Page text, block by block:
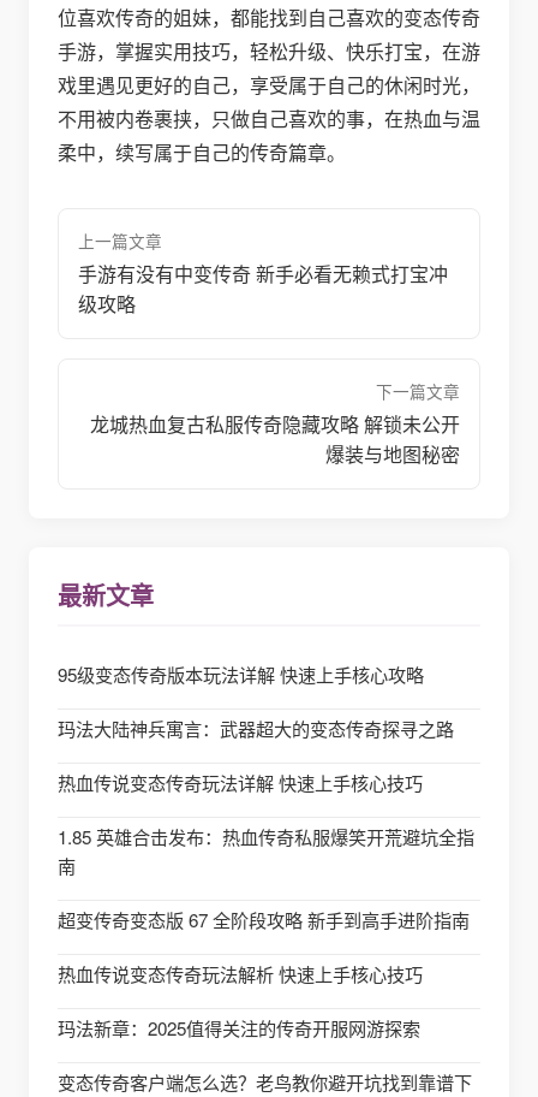
位喜欢传奇的姐妹，都能找到自己喜欢的变态传奇
手游，掌握实用技巧，轻松升级、快乐打宝，在游
戏里遇见更好的自己，享受属于自己的休闲时光，
不用被内卷裹挟，只做自己喜欢的事，在热血与温
柔中，续写属于自己的传奇篇章。
上一篇文章
手游有没有中变传奇 新手必看无赖式打宝冲
级攻略
下一篇文章
龙城热血复古私服传奇隐藏攻略 解锁未公开
爆装与地图秘密
最新文章
95级变态传奇版本玩法详解 快速上手核心攻略
玛法大陆神兵寓言：武器超大的变态传奇探寻之路
热血传说变态传奇玩法详解 快速上手核心技巧
1.85 英雄合击发布：热血传奇私服爆笑开荒避坑全指
南
超变传奇变态版 67 全阶段攻略 新手到高手进阶指南
热血传说变态传奇玩法解析 快速上手核心技巧
玛法新章：2025值得关注的传奇开服网游探索
变态传奇客户端怎么选？老鸟教你避开坑找到靠谱下